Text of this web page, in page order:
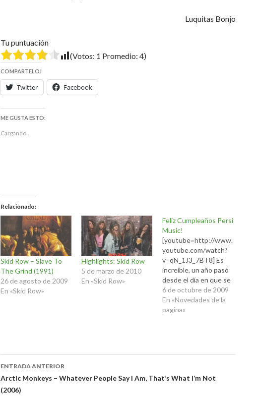
Luquitas Bonjo
Tu puntuación
(Votos: 1 Promedio: 4)
COMPARTELO!
Twitter Facebook
ME GUSTA ESTO:
Cargando...
Relacionado
Skid Row – Slave To
The Grind (1991)
26 de agosto de 2009
En «Skid Row»
Highlights: Skid Row
5 de marzo de 2010
En «Skid Row»
Feliz Cumpleaños Persi
Music!
[youtube=http://www.
youtube.com/watch?
v=qN_1J3_7BT8] Es
increíble, un año pasó
desde el día en que se
abrió el Persi Music al
mundo. Cuando
inauguramos el sitio no
comentario suyo fue y
6 de octubre de 2009
En «Novedades de la
pagina»
Navegación
de
ENTRADA ANTERIOR
Arctic Monkeys – Whatever People Say I Am, That’s What I’m Not
(2006)